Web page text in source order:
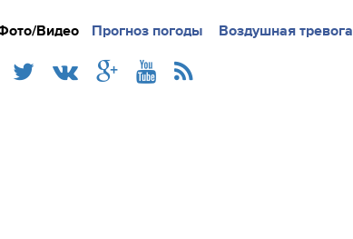
Видео Прогноз погоды Воздушная тревога
Подробно Новости Интервью Блоги